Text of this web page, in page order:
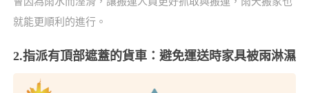
就能更順利的進行。
2.指派有頂部遮蓋的貨車：避免運送時家具被雨淋濕